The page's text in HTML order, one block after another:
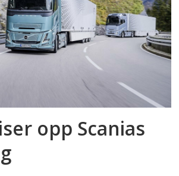
opp Scanias